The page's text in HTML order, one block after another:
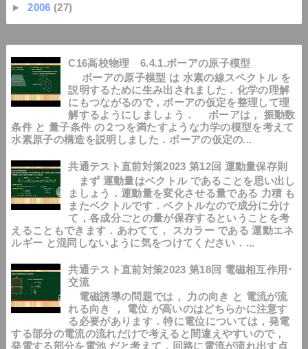
►2006 (27)
C16高校物理 6.4.1.ボーアの原子模型
ボーアの原子模型 は 水素の線スペクトル を
説明するために生み出されました．化学の理解
にもつながるので，ボーアの仮定を整理して理
解するようにしましょう． ボーアは， 振動数
条件 と 量子条件 の２つを満たすような力学の模型を考えて
水素原子の構造を説明しました．ボーアの仮定の...
共通テスト直前対策2023 第12回 運動量保存則
まず 運動量はベクトル であることを思い出し
ましょう．運動量を変化させる量である 力積 も
またベクトルです．ベクトルなので成分に分け
て，各成分ごとの量が保存するということを考
えることもできます．あわてて， スカラー である 運動エネ
ルギー と混同しないように気をつけてください．...
共通テスト直前対策2023 第18回 電磁相互作用･
交流
電磁誘導の問題では， 力の向き と 電流が流
れる向き ， 電位 が高いのはどちらかに注意す
る必要があります．特に電位については，発電
する部分の電流の流れだけで考えると間違えやすいので，
発電する部分を電池 だと考えて，回路に電流が流れ出す点